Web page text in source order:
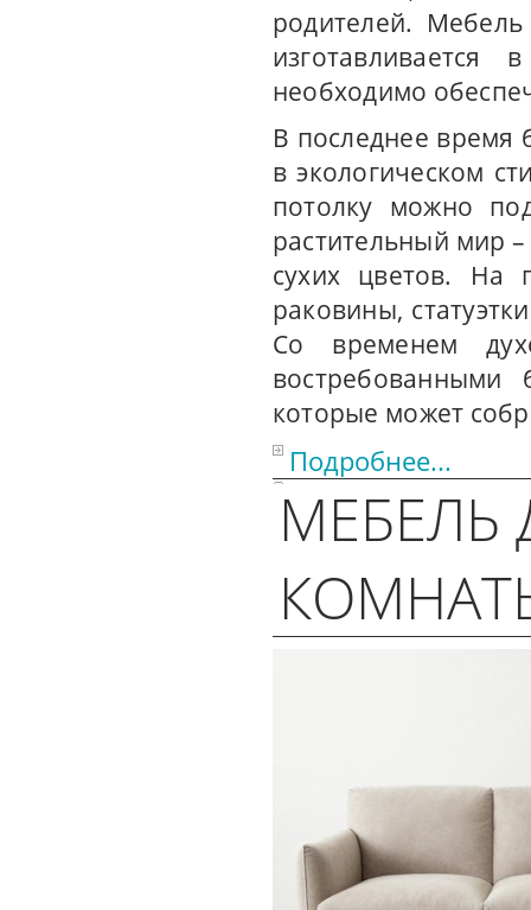
родителей.
необходимо
В последнее время
в экологическом
потолку можно
растительный мир
сухих цветов. На
раковины,
Со временем
которые может
Подробнее...
МЕБЕЛЬ